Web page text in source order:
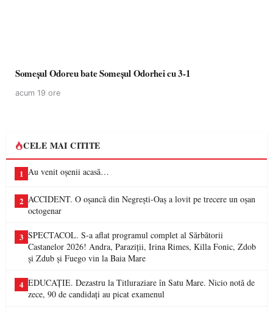
Someșul Odoreu bate Someșul Odorhei cu 3-1
acum 19 ore
CELE MAI CITITE
1 Au venit oșenii acasă…
2 ACCIDENT. O oșancă din Negrești-Oaș a lovit pe trecere un oșan
octogenar
3 SPECTACOL. S-a aflat programul complet al Sărbătorii
Castanelor 2026! Andra, Paraziții, Irina Rimes, Killa Fonic, Zdob
și Zdub și Fuego vin la Baia Mare
4 EDUCAȚIE. Dezastru la Titluraziare în Satu Mare. Nicio notă de
zece, 90 de candidați au picat examenul